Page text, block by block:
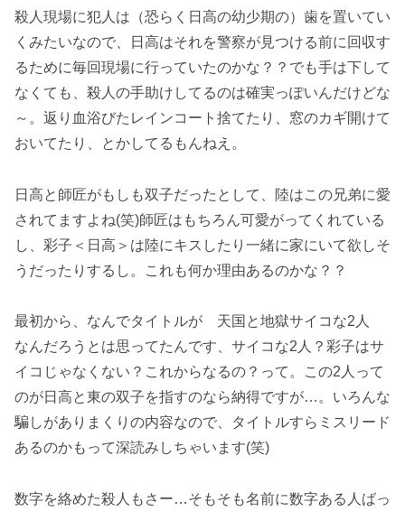
殺人現場に犯人は（恐らく日高の幼少期の）歯を置いてい
くみたいなので、日高はそれを警察が見つける前に回収す
るために毎回現場に行っていたのかな？？でも手は下して
なくても、殺人の手助けしてるのは確実っぽいんだけどな
～。返り血浴びたレインコート捨てたり、窓のカギ開けて
おいてたり、とかしてるもんねえ。
日高と師匠がもしも双子だったとして、陸はこの兄弟に愛
されてますよね(笑)師匠はもちろん可愛がってくれている
し、彩子＜日高＞は陸にキスしたり一緒に家にいて欲しそ
うだったりするし。これも何か理由あるのかな？？
最初から、なんでタイトルが 天国と地獄サイコな2人
なんだろうとは思ってたんです、サイコな2人？彩子はサ
イコじゃなくない？これからなるの？って。この2人って
のが日高と東の双子を指すのなら納得ですが…。いろんな
騙しがありまくりの内容なので、タイトルすらミスリード
あるのかもって深読みしちゃいます(笑)
数字を絡めた殺人もさー…そもそも名前に数字ある人ばっ